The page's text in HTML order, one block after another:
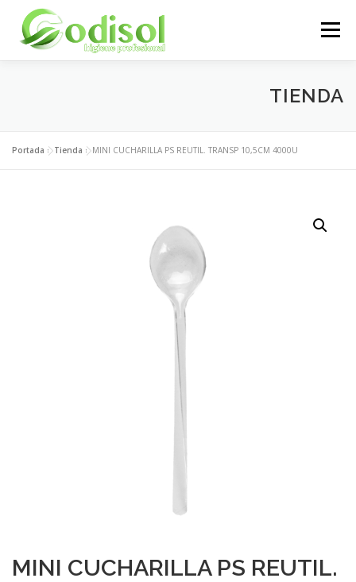
contenido
Menú
ÁREA CLIENTES CONTACTO
TIENDA
Portada »Tienda »MINI CUCHARILLA PS REUTIL. TRANSP 10,5CM 4000U
MINI CUCHARILLA PS REUTIL.